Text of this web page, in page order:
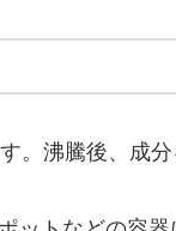
。沸騰後、成